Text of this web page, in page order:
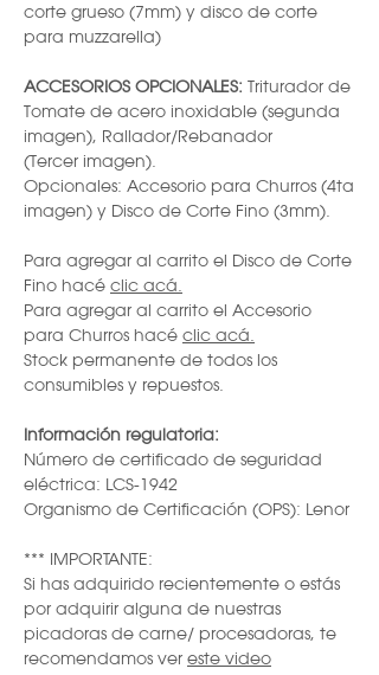
corte grueso (7mm) y disco de corte
para muzzarella)
ACCESORIOS OPCIONALES: Triturador de
Tomate de acero inoxidable (segunda
imagen), Rallador/Rebanador
(Tercer imagen).
Opcionales: Accesorio para Churros (4ta
imagen) y Disco de Corte Fino (3mm).
Para agregar al carrito el Disco de Corte
Fino hacé clic acá.
Para agregar al carrito el Accesorio
para Churros hacé clic acá.
Stock permanente de todos los
consumibles y repuestos.
Información regulatoria:
Número de certificado de seguridad
eléctrica: LCS-1942
Organismo de Certificación (OPS): Lenor
*** IMPORTANTE:
Si has adquirido recientemente o estás
por adquirir alguna de nuestras
picadoras de carne/ procesadoras, te
recomendamos ver este video